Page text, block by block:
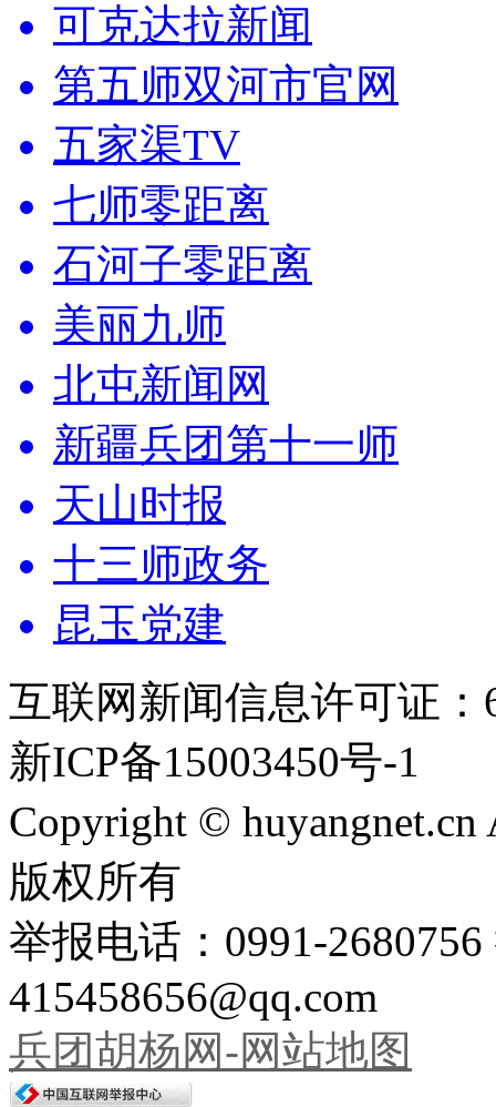
可克达拉新闻
第五师双河市官网
五家渠TV
七师零距离
石河子零距离
美丽九师
北屯新闻网
新疆兵团第十一师
天山时报
十三师政务
昆玉党建
互联网新闻信息许可证：
新ICP备15003450号-1
Copyright ©
版权所有
举报电话：0991-
415458656@qq.com
兵团胡杨网-网站地图